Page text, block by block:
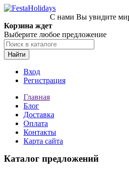
С нами Вы увидите
Корзина ждет
Выберите любое предложение
Найти
Вход
Регистрация
Главная
Блог
Доставка
Оплата
Контакты
Карта сайта
Каталог предложений